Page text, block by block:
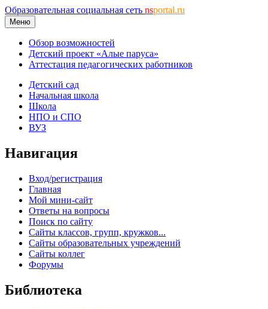
Образовательная социальная сеть nsportal.ru
Меню
Обзор возможностей
Детский проект «Алые паруса»
Аттестация педагогических работников
Детский сад
Начальная школа
Школа
НПО и СПО
ВУЗ
Навигация
Вход/регистрация
Главная
Мой мини-сайт
Ответы на вопросы
Поиск по сайту
Сайты классов, групп, кружков...
Сайты образовательных учреждений
Сайты коллег
Форумы
Библиотека